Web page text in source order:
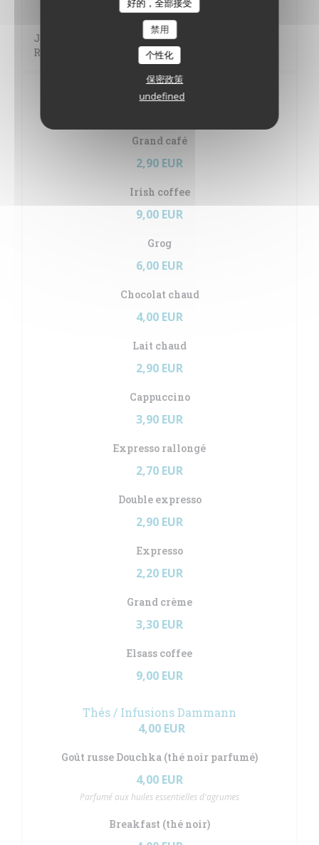
好的，全部接受
禁用
个性化
保密政策
undefined
5,00 EUR
Jack Daniel's, Belvedere, Tanqueray, Pampero,
Rhum Arrangé
Boissons chaudes
Grand café
2,90 EUR
Irish coffee
9,00 EUR
Grog
6,00 EUR
Chocolat chaud
4,00 EUR
Lait chaud
2,90 EUR
Cappuccino
3,90 EUR
Expresso rallongé
2,70 EUR
Double expresso
2,90 EUR
Expresso
2,20 EUR
Grand crème
3,30 EUR
Elsass coffee
9,00 EUR
Thés / Infusions Dammann
4,00 EUR
Goût russe Douchka (thé noir parfumé)
4,00 EUR
Parfumé aux huiles essentielles d'agrumes
Breakfast (thé noir)